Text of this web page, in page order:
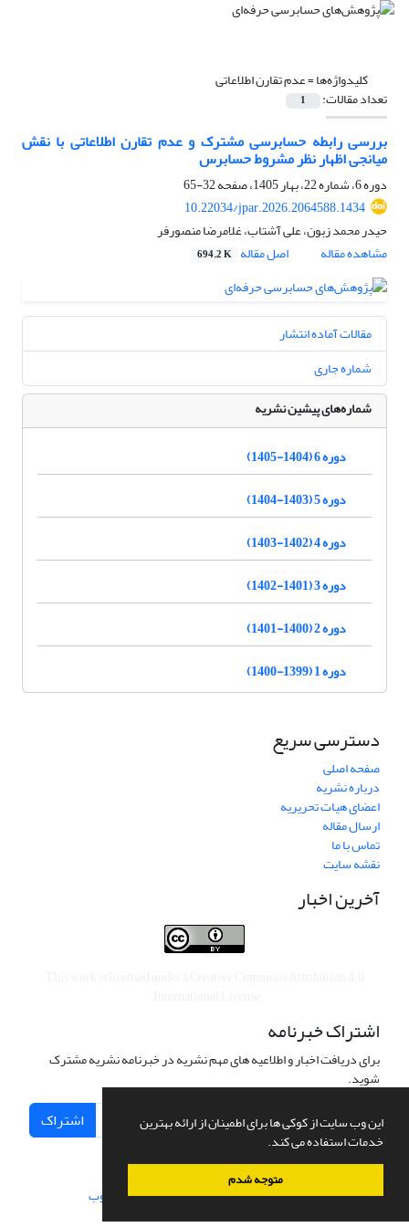
این وب سایت از کوکی ها برای اطمینان از ارائه بهترین
خدمات استفاده می کند.
متوجه شدم
کلیدواژه‌ها =عدم تقارن اطلاعاتی
تعداد مقالات: 1
بررسی رابطه حسابرسی مشترک و عدم تقارن اطلاعاتی با نقش
میانجی اظهار نظر مشروط حسابرس
دوره 6، شماره 22، بهار 1405، صفحه
32-65
10.22034/jpar.2026.2064588.1434
حیدر محمد زبون، علی آشتاب، غلامرضا منصورفر
مشاهده مقاله
اصل مقاله 694.2 K
مقالات آماده انتشار
شماره جاری
شماره‌های پیشین نشریه
دوره 6 (1404-1405)
دوره 5 (1403-1404)
دوره 4 (1402-1403)
دوره 3 (1401-1402)
دوره 2 (1400-1401)
دوره 1 (1399-1400)
دسترسی سریع
صفحه اصلی
درباره نشریه
اعضای هیات تحریریه
ارسال مقاله
تماس با ما
نقشه سایت
آخرین اخبار
اشتراک خبرنامه
برای دریافت اخبار و اطلاعیه های مهم نشریه در خبرنامه نشریه مشترک
شوید.
اشتراک
سامانه مدیریت نشریات علمی.طراحی و پیاده سازی از سیناوب